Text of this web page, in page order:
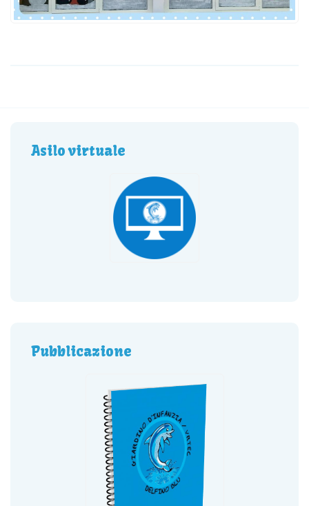
Asilo virtuale
Pubblicazione